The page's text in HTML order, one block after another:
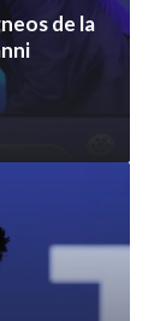
de la